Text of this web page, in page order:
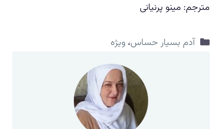
مترجم: مینو پرنیانی
دسته‌ها
آدم بسیار حساس،ویژه